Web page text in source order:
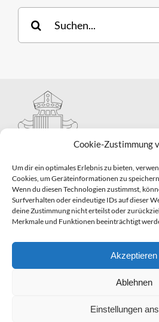
Cookie-Zustimmung
Um dir ein optimales Erlebnis zu bieten,
Cookies, um Geräteinformationen zu
Wenn du diesen Technologien zustimmst,
Surfverhalten oder eindeutige IDs auf dieser
deine Zustimmung nicht erteilst oder
Merkmale und Funktionen beeinträchtigt
Akzeptieren
Ablehnen
Einstellungen
Suche
nach:
Hauptabteilung II – Seelsorge
Pastorale Grunddienste und
Telefon: 0821 3166-2593
gemeindepastoral@bistum-